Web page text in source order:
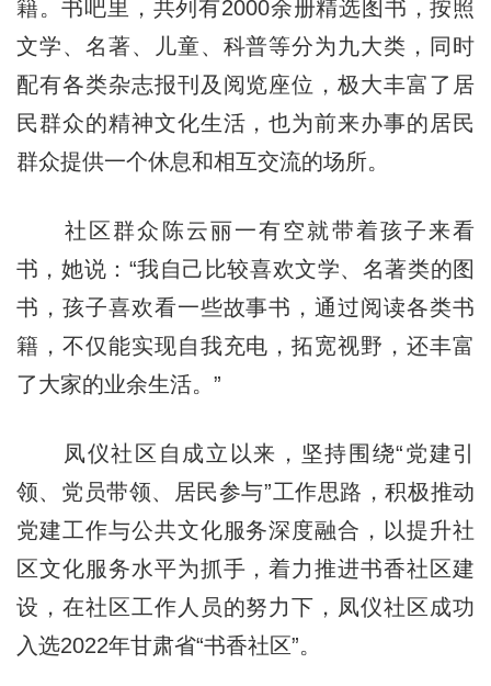
籍。书吧里，共列有2000余册精选图书，按照
文学、名著、儿童、科普等分为九大类，同时
配有各类杂志报刊及阅览座位，极大丰富了居
民群众的精神文化生活，也为前来办事的居民
群众提供一个休息和相互交流的场所。
社区群众陈云丽一有空就带着孩子来看
书，她说：“我自己比较喜欢文学、名著类的图
书，孩子喜欢看一些故事书，通过阅读各类书
籍，不仅能实现自我充电，拓宽视野，还丰富
了大家的业余生活。”
凤仪社区自成立以来，坚持围绕“党建引
领、党员带领、居民参与”工作思路，积极推动
党建工作与公共文化服务深度融合，以提升社
区文化服务水平为抓手，着力推进书香社区建
设，在社区工作人员的努力下，凤仪社区成功
入选2022年甘肃省“书香社区”。